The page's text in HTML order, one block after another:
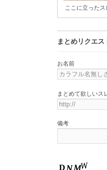
ここに立った
まとめリクエス
お名前
まとめて欲しいス
備考